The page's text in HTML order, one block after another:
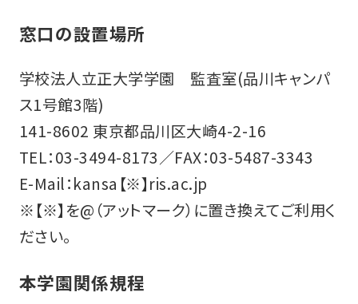
窓口の設置場所
学校法人立正大学学園 監査室(品川キャンパ
ス1号館3階)
141-8602 東京都品川区大崎4-2-16
TEL：03-3494-8173／FAX：03-5487-3343
E-Mail：kansa【※】ris.ac.jp
※【※】を@（アットマーク）に置き換えてご利用く
ださい。
本学園関係規程